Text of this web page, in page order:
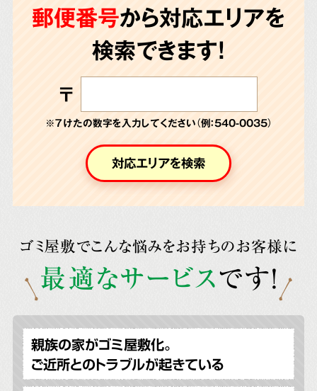
郵便番号から対応エリアを
検索できます!
〒
※７けたの数字を入力してください（例：540-0035）
対応エリアを検索
ゴミ屋敷でこんな悩みをお持ちのお客様に
最適なサービスです!
親族の家がゴミ屋敷化。
ご近所とのトラブルが起きている